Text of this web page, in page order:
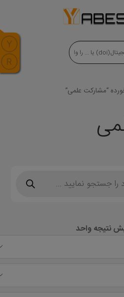
“مشارکت علمی”
نتیجه واحد
modal-check